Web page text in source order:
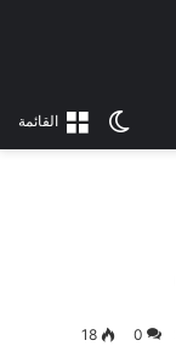
القائمةالوضع
0
18